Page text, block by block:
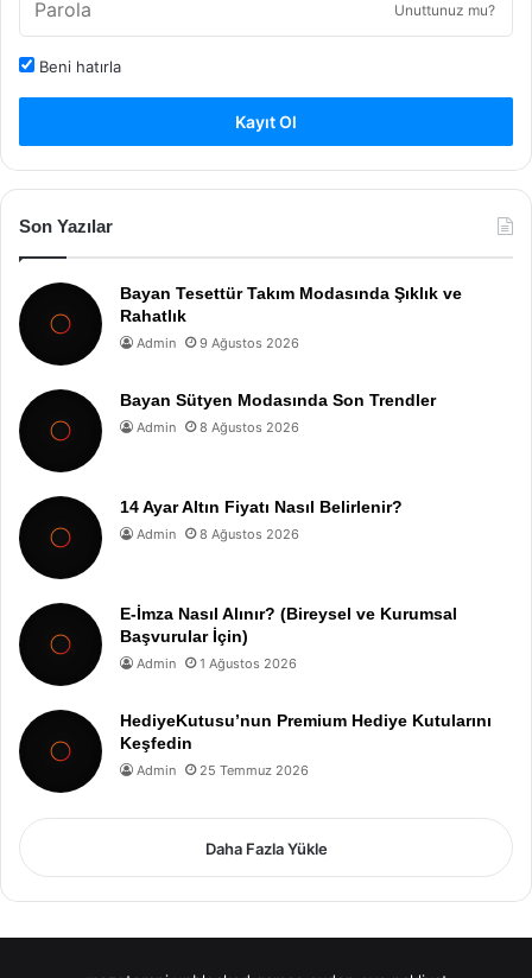
Unuttunuz mu?
Beni hatırla
Kayıt Ol
Son Yazılar
Bayan Tesettür Takım Modasında Şıklık ve
Rahatlık
Admin 9 Ağustos 2026
Bayan Sütyen Modasında Son Trendler
Admin 8 Ağustos 2026
14 Ayar Altın Fiyatı Nasıl Belirlenir?
Admin 8 Ağustos 2026
E-İmza Nasıl Alınır? (Bireysel ve Kurumsal
Başvurular İçin)
Admin 1 Ağustos 2026
HediyeKutusu’nun Premium Hediye Kutularını
Keşfedin
Admin 25 Temmuz 2026
Daha Fazla Yükle